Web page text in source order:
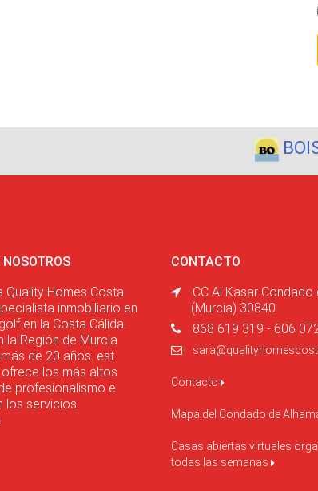
Quality Homes Costa
inmobiliario en
en la Costa Cálida.
la Región de Murcia
de 20 años. est.
ofrece los más altos
profesionalismo e
los servicios
CONTACTO
CC Al Kasar Condado
(Murcia) 30840
868 619 319 - 606
Contacto
Mapa del Condado de
Casas abiertas virtuales
todas las semanas